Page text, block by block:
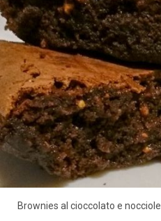
Brownies al cioccolato e nocciole